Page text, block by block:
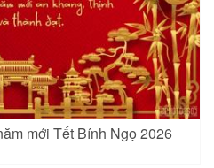
mới Tết Bính Ngọ 2026